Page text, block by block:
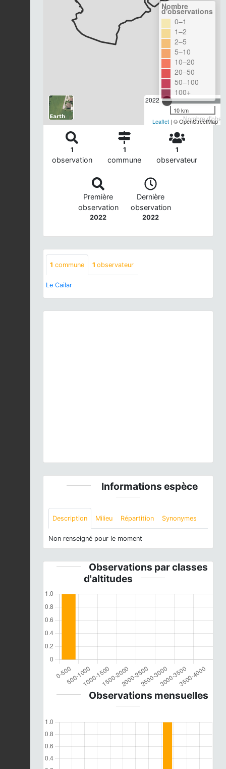
2022
Nombre
Nombre
d'observations
0–1
1–2
2–5
5–10
10–20
20–50
50–100
100+
10 km
Leaflet | © OpenStreetMap
1
observation
1
commune
1
observateur
Première
observation
2022
Dernière
observation
2022
1 commune 1 observateur
Le Cailar
Informations espèce
Description Milieu Répartition Synonymes
Non renseigné pour le moment
Observations par classes
d'altitudes
Observations mensuelles